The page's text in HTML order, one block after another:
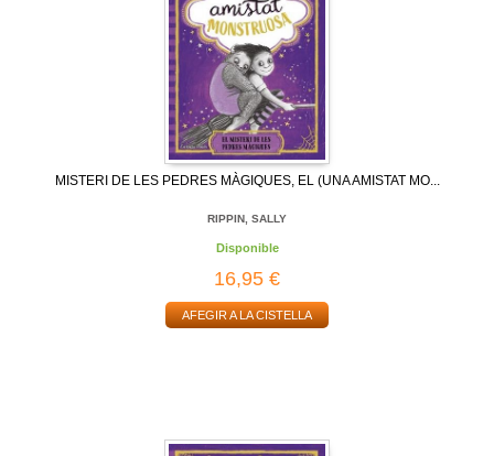
MISTERI DE LES PEDRES MÀGIQUES, EL (UNA AMISTAT MO...
RIPPIN, SALLY
Disponible
16,95 €
AFEGIR A LA CISTELLA